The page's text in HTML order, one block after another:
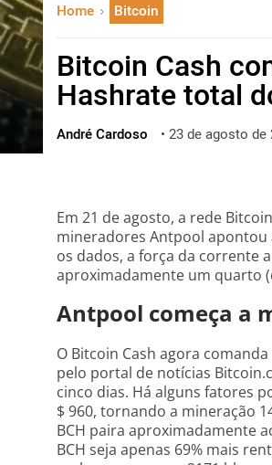
한국어
العربية
ไทย
ქართული
Home Bitcoin
Bitcoin Cash
Hashrate total
André Cardoso • 23 de agosto de
Em 21 de agosto, a rede
mineradores Antpool apontou
os dados, a força da corrente
aproximadamente um quarto
Antpool começa a
O Bitcoin Cash agora
pelo portal de notícias
cinco dias. Há alguns fatores
$ 960, tornando a mineração
BCH paira aproximadamente
BCH seja apenas 69% mais